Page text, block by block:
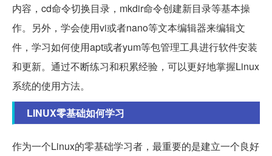
内容，cd命令切换目录，mkdir命令创建新目录等基本操
作。另外，学会使用vi或者nano等文本编辑器来编辑文
件，学习如何使用apt或者yum等包管理工具进行软件安装
和更新。通过不断练习和积累经验，可以更好地掌握Linux
系统的使用方法。
LINUX零基础如何学习
作为一个Linux的零基础学习者，最重要的是建立一个良好